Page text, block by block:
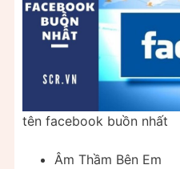
tên facebook buồn nhất
Âm Thầm Bên Em